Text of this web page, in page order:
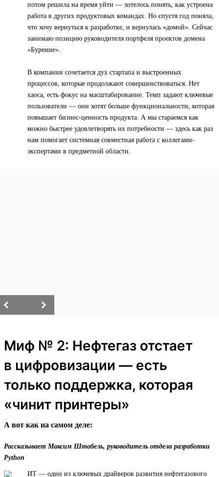
потом решила на время уйти — хотелось понять, как устроена
работа в других продуктовых командах. Но спустя год поняла,
что хочу вернуться к разработке, и вернулась «домой». Сейчас
занимаю позицию руководителя портфеля проектов домена
«Бурение».
В компании сочетается дух стартапа и выстроенных
процессов, которые продолжают совершенствоваться. Нет
хаоса, есть фокус на масштабирование. Темп задают ключевые
пользователи — они хотят больше функциональности, которая
повышает бизнес-ценность продукта. А мы стараемся как
можно быстрее удовлетворять их потребности — здесь как раз
нам помогает системная совместная работа с коллегами-
экспертами в предметной области.
Миф № 2: Нефтегаз отстает
в цифровизации — есть
только поддержка, которая
«чинит принтеры»
А вот как на самом деле:
Рассказывает Максим Штабель, руководитель отдела разработки
Python
ИТ — один из ключевых драйверов развития нефтегазового